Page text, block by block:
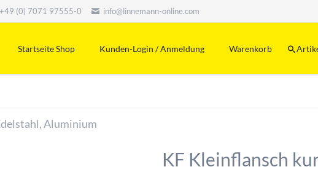
+49 (0) 7071 97555-0 info@linnemann-online.com
Startseite Shop Kunden-Login / Anmeldung Warenkorb
Aluminium
KF Kleinflansch